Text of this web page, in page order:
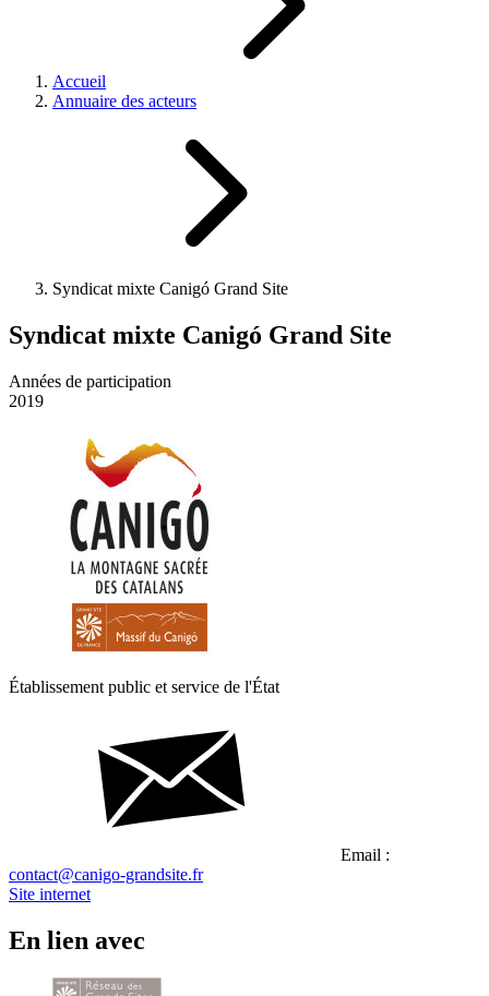
Accueil
Annuaire des acteurs
Syndicat mixte Canigó Grand Site
Syndicat mixte Canigó Grand Site
Années de participation
2019
Établissement public et service de l'État
Email :
contact@canigo-grandsite.fr
Site internet
En lien avec